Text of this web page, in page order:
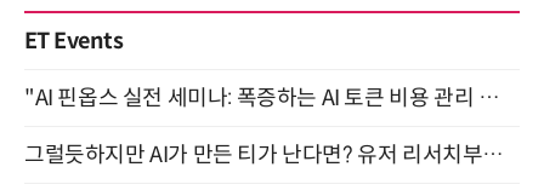
ET Events
"AI 핀옵스 실전 세미나: 폭증하는 AI 토큰 비용 관리 전략" 8월 21일 개최
그럴듯하지만 AI가 만든 티가 난다면? 유저 리서치부터 배포까지! (9/15)